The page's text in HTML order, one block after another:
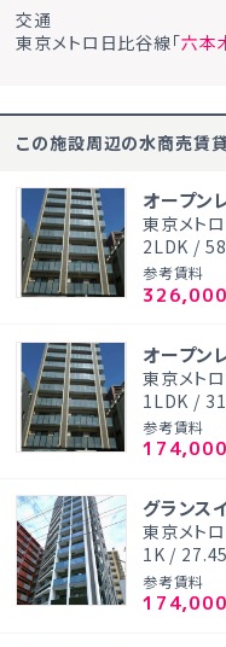
交通
東京メトロ日比谷線「六本
この施設周辺の水商売賃
オープン
東京メト
2LDK /
参考賃料
326,000
オープン
東京メト
1LDK /
参考賃料
174,000
グランス
東京メト
1K /
参考賃料
174,000